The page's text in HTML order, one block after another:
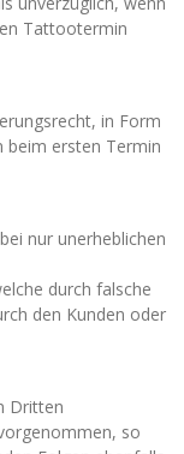
Tattootermin
in Form
beim ersten Termin
nur unerheblichen
durch falsche
den Kunden oder
Dritten
so